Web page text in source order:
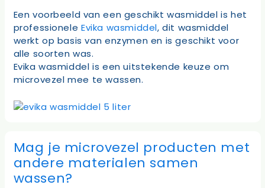
Een voorbeeld van een geschikt wasmiddel is het
professionele Evika wasmiddel, dit wasmiddel
werkt op basis van enzymen en is geschikt voor
alle soorten was.
Evika wasmiddel is een uitstekende keuze om
microvezel mee te wassen.
Mag je microvezel producten met
andere materialen samen
wassen?